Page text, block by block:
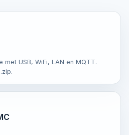
met USB, WiFi, LAN en MQTT.